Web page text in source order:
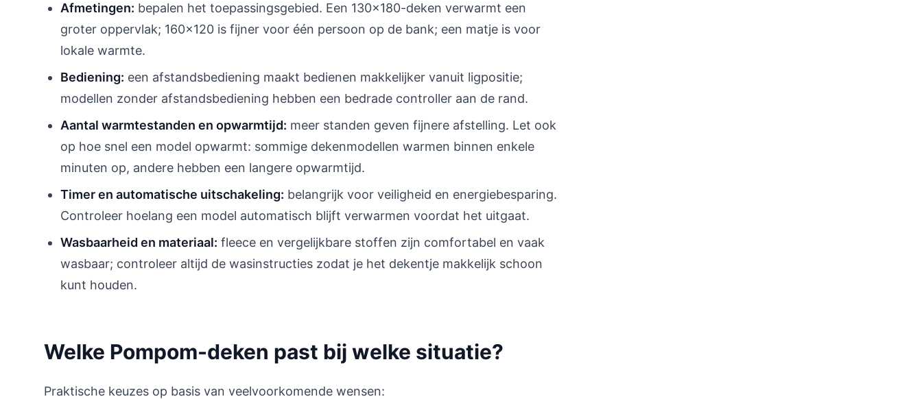
Afmetingen: bepalen het toepassingsgebied. Een 130x180-deken verwarmt een
groter oppervlak; 160x120 is fijner voor één persoon op de bank; een matje is voor
lokale warmte.
Bediening: een afstandsbediening maakt bedienen makkelijker vanuit ligpositie;
modellen zonder afstandsbediening hebben een bedrade controller aan de rand.
Aantal warmtestanden en opwarmtijd: meer standen geven fijnere afstelling. Let ook
op hoe snel een model opwarmt: sommige dekenmodellen warmen binnen enkele
minuten op, andere hebben een langere opwarmtijd.
Timer en automatische uitschakeling: belangrijk voor veiligheid en energiebesparing.
Controleer hoelang een model automatisch blijft verwarmen voordat het uitgaat.
Wasbaarheid en materiaal: fleece en vergelijkbare stoffen zijn comfortabel en vaak
wasbaar; controleer altijd de wasinstructies zodat je het dekentje makkelijk schoon
kunt houden.
Welke Pompom-deken past bij welke situatie?
Praktische keuzes op basis van veelvoorkomende wensen: